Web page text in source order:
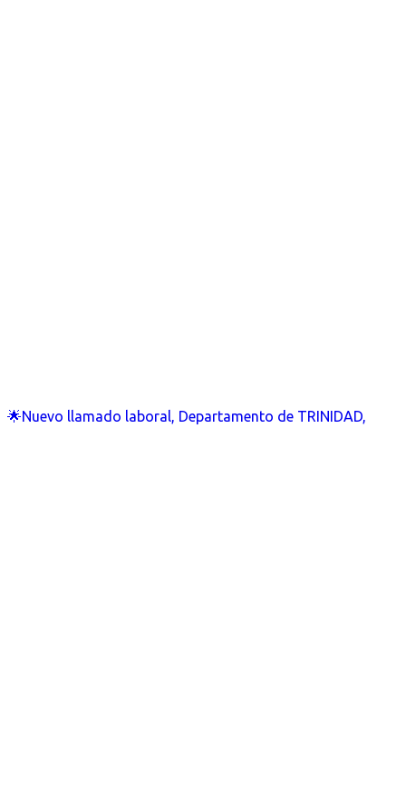
🌟Nuevo llamado laboral, Departamento de TRINIDAD,